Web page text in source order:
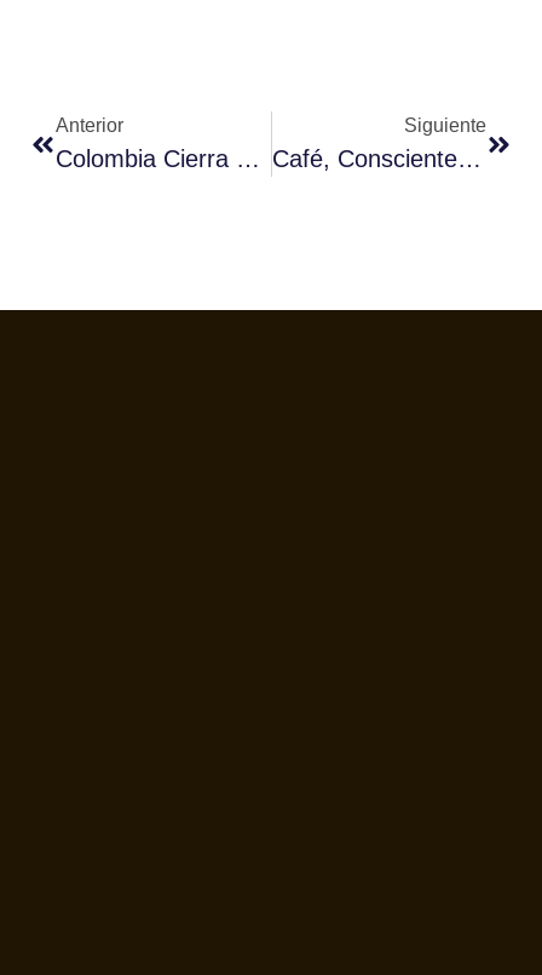
Anterior
Colombia Cierra Un Año Cafetero Excepcional A Pesar De La Covid-19
Siguiente
Café, Consciente Y Responsable